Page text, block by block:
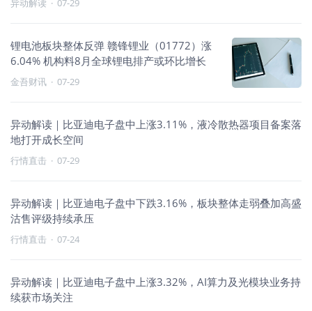
异动解读 · 07-29
锂电池板块整体反弹 赣锋锂业（01772）涨
6.04% 机构料8月全球锂电排产或环比增长
金吾财讯 · 07-29
异动解读｜比亚迪电子盘中上涨3.11%，液冷散热器项目备案落
地打开成长空间
行情直击 · 07-29
异动解读｜比亚迪电子盘中下跌3.16%，板块整体走弱叠加高盛
沽售评级持续承压
行情直击 · 07-24
异动解读｜比亚迪电子盘中上涨3.32%，AI算力及光模块业务持
续获市场关注